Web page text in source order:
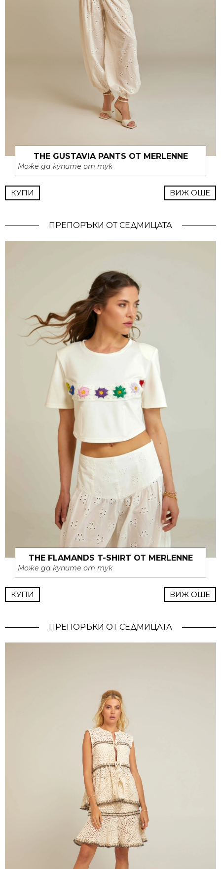
THE GUSTAVIA PANTS ОТ MERLENNE
Може да купите от тук
КУПИ ВИЖ ОЩЕ
ПРЕПОРЪКИ ОТ СЕДМИЦАТА
THE FLAMANDS T-SHIRT ОТ MERLENNE
Може да купите от тук
КУПИ ВИЖ ОЩЕ
ПРЕПОРЪКИ ОТ СЕДМИЦАТА